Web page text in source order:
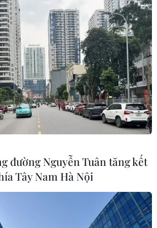
- Khúc tri ân những
cho Tổ quốc
Hưng được bổ nhiệm
viện Thành phố
- lan tỏa đạo lý tri ân
sỹ
đường Nguyễn Tuân tăng kết
Tây Nam Hà Nội